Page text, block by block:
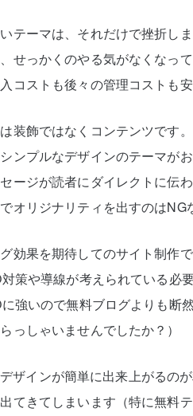
テーマは、それだけで挫折しま
せっかくのやる気がなくなって
コストも後々の管理コストも安
装飾ではなくコンテンツです。
ンプルなデザインのテーマがお
ージが読者にダイレクトに伝わ
オリジナリティを出すのはNG
効果を期待してのサイト制作で
策や導線が考えられている必要
強いので無料ブログよりも断然
っしゃいませんでしたか？）
ザインが簡単に出来上がるのが
てきてしまいます（特に無料テ